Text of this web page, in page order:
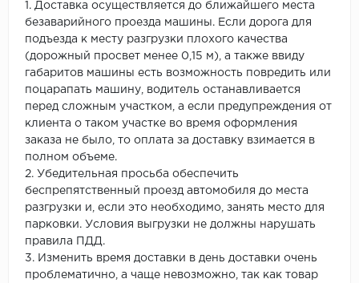
1. Доставка осуществляется до ближайшего места
безаварийного проезда машины. Если дорога для
подъезда к месту разгрузки плохого качества
(дорожный просвет менее 0,15 м), а также ввиду
габаритов машины есть возможность повредить или
поцарапать машину, водитель останавливается
перед сложным участком, а если предупреждения от
клиента о таком участке во время оформления
заказа не было, то оплата за доставку взимается в
полном объеме.
2. Убедительная просьба обеспечить
беспрепятственный проезд автомобиля до места
разгрузки и, если это необходимо, занять место для
парковки. Условия выгрузки не должны нарушать
правила ПДД.
3. Изменить время доставки в день доставки очень
проблематично, а чаще невозможно, так как товар